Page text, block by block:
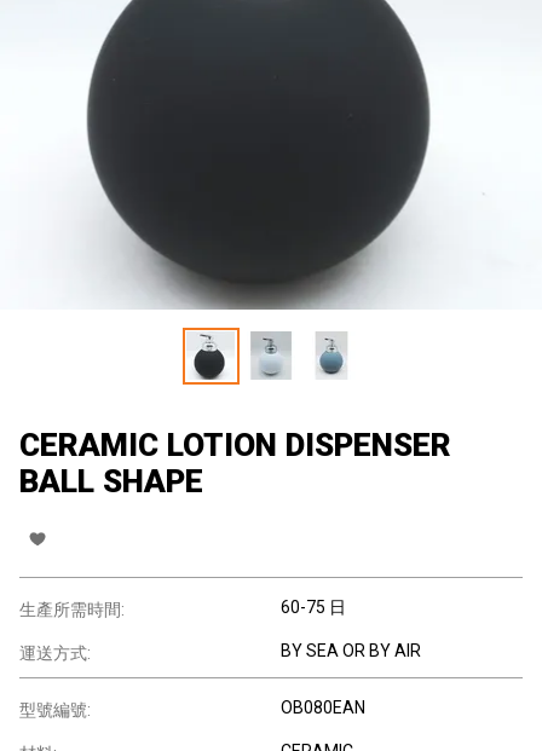
CERAMIC LOTION DISPENSER
BALL SHAPE
生產所需時間: 60-75 日
運送方式: BY SEA OR BY AIR
型號編號: OB080EAN